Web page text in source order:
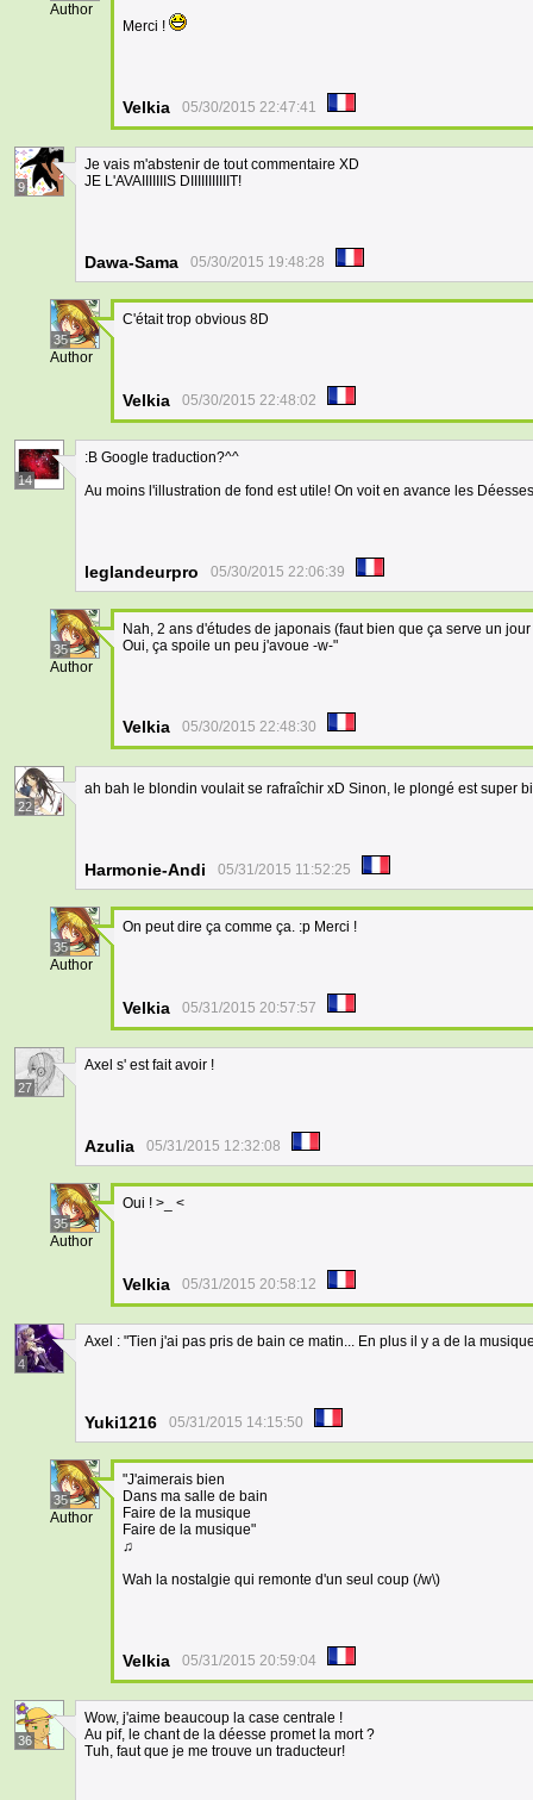
Author
Merci !
Velkia 05/30/2015 22:47:41
9
Je vais m'abstenir de tout commentaire XD
JE L'AVAIIIIIIIS DIIIIIIIIIIIT!
Dawa-Sama 05/30/2015 19:48:28
35
Author
C'était trop obvious 8D
Velkia 05/30/2015 22:48:02
14
:B Google traduction?^^
Au moins l'illustration de fond est utile! On voit en avance les
leglandeurpro 05/30/2015 22:06:39
35
Author
Nah, 2 ans d'études de japonais (faut bien que ça serve un
Oui, ça spoile un peu j'avoue -w-"
Velkia 05/30/2015 22:48:30
22
ah bah le blondin voulait se rafraîchir xD Sinon, le plongé est super
Harmonie-Andi 05/31/2015 11:52:25
35
Author
On peut dire ça comme ça. :p Merci !
Velkia 05/31/2015 20:57:57
27
Axel s' est fait avoir !
Azulia 05/31/2015 12:32:08
35
Author
Oui ! >_ <
Velkia 05/31/2015 20:58:12
4
Axel : "Tien j'ai pas pris de bain ce matin... En plus il y a de la
Yuki1216 05/31/2015 14:15:50
35
Author
"J'aimerais bien
Dans ma salle de bain
Faire de la musique
Faire de la musique"
♫
Wah la nostalgie qui remonte d'un seul coup (/w\)
Velkia 05/31/2015 20:59:04
36
Wow, j'aime beaucoup la case centrale !
Au pif, le chant de la déesse promet la mort ?
Tuh, faut que je me trouve un traducteur!